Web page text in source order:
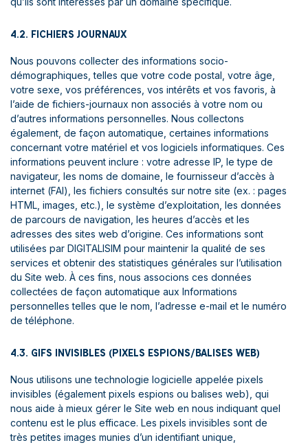
4.2. FICHIERS JOURNAUX
Nous pouvons collecter des informations socio-
démographiques, telles que votre code postal, votre âge,
votre sexe, vos préférences, vos intérêts et vos favoris, à
l’aide de fichiers-journaux non associés à votre nom ou
d’autres informations personnelles. Nous collectons
également, de façon automatique, certaines informations
concernant votre matériel et vos logiciels informatiques. Ces
informations peuvent inclure : votre adresse IP, le type de
navigateur, les noms de domaine, le fournisseur d’accès à
internet (FAI), les fichiers consultés sur notre site (ex. : pages
HTML, images, etc.), le système d’exploitation, les données
de parcours de navigation, les heures d’accès et les
adresses des sites web d’origine. Ces informations sont
utilisées par DIGITALISIM pour maintenir la qualité de ses
services et obtenir des statistiques générales sur l’utilisation
du Site web. À ces fins, nous associons ces données
collectées de façon automatique aux Informations
personnelles telles que le nom, l’adresse e-mail et le numéro
de téléphone.
4.3. GIFS INVISIBLES (PIXELS ESPIONS/BALISES WEB)
Nous utilisons une technologie logicielle appelée pixels
invisibles (également pixels espions ou balises web), qui
nous aide à mieux gérer le Site web en nous indiquant quel
contenu est le plus efficace. Les pixels invisibles sont de
très petites images munies d’un identifiant unique,